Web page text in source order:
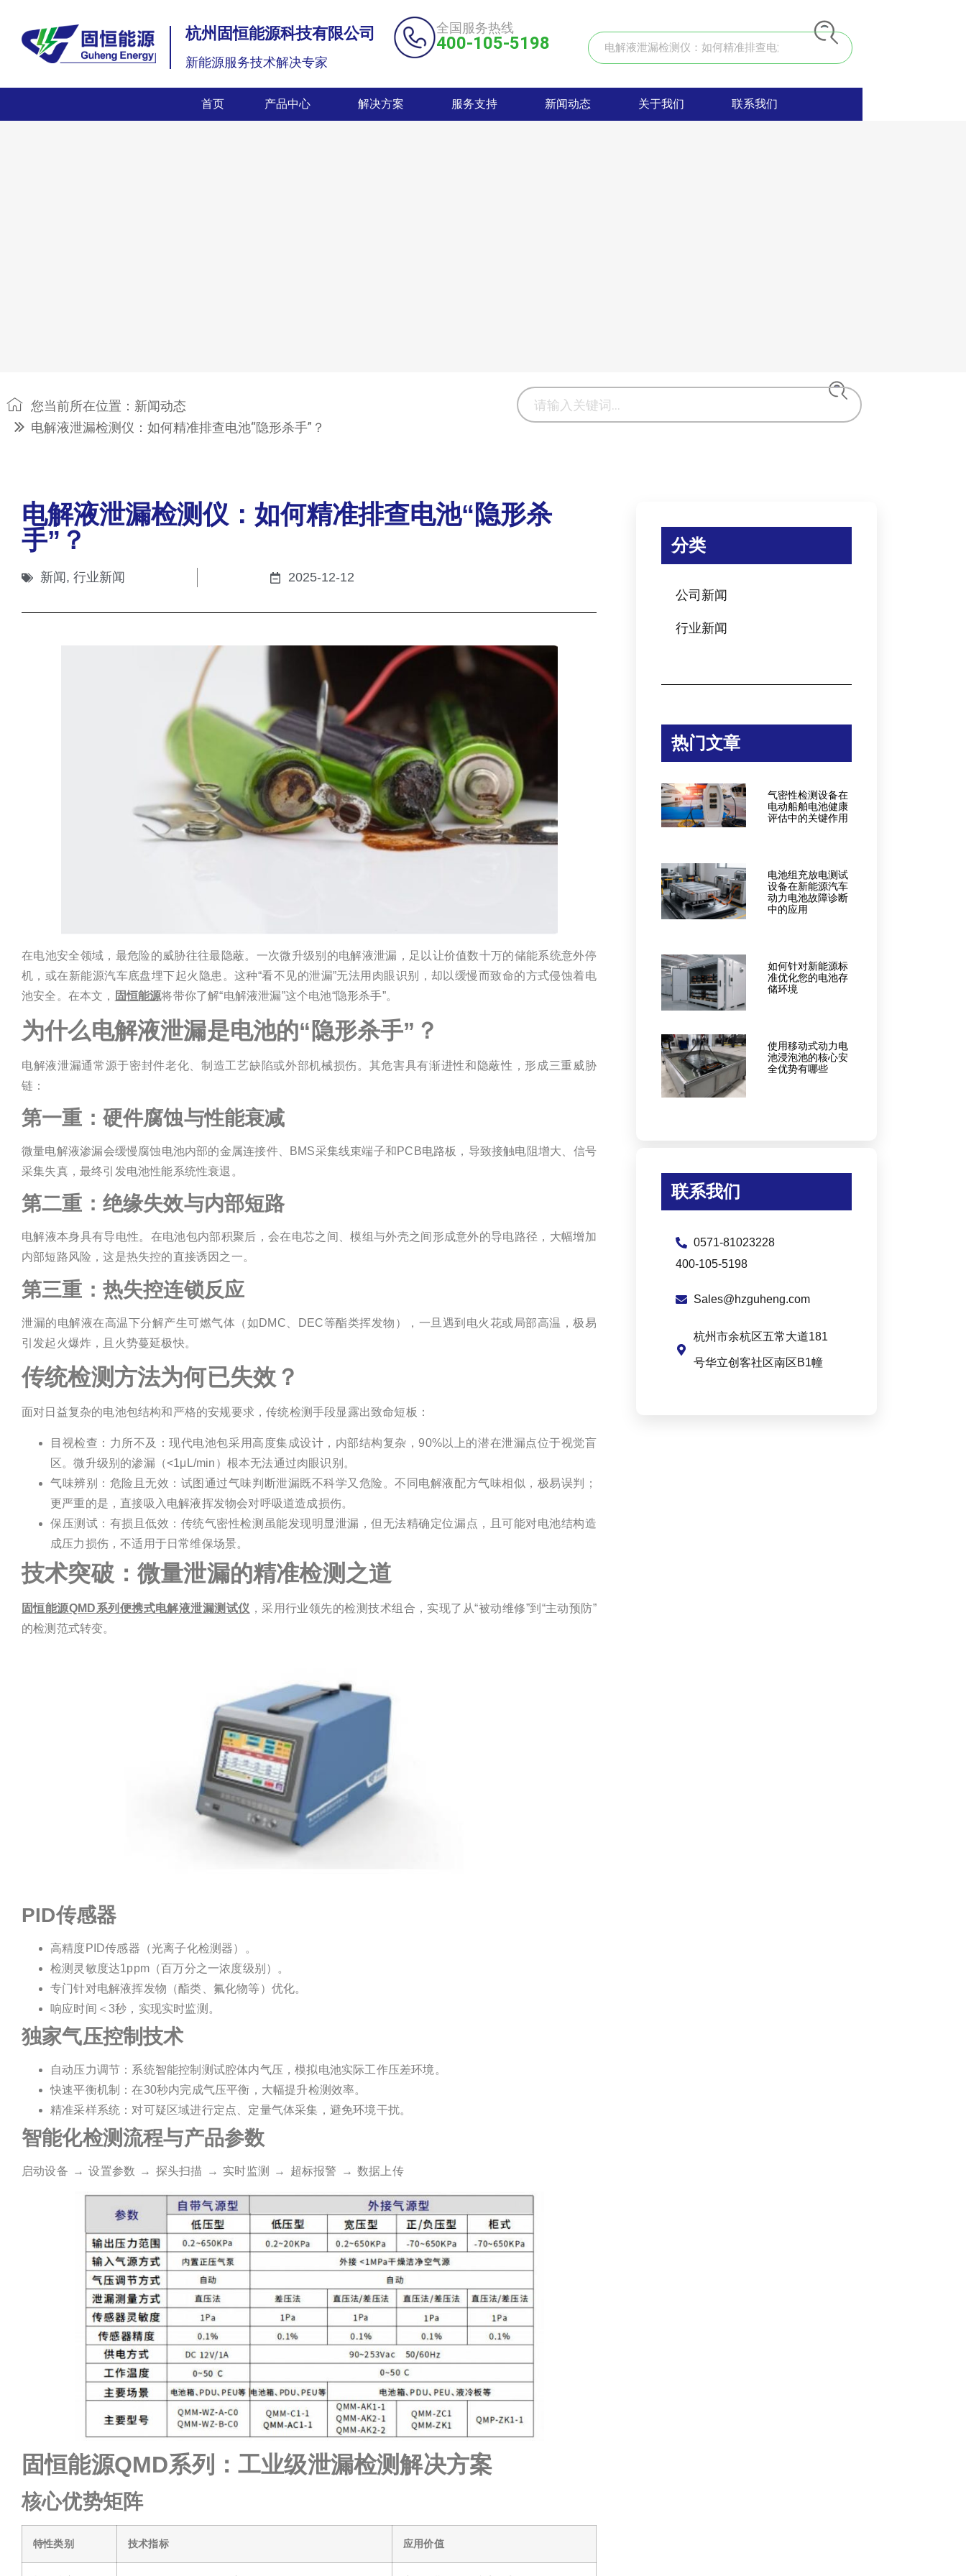
杭州固恒能源科技有限公司
新能源服务技术解决专家
全国服务热线
400-105-5198
首页 产品中心 解决方案 服务支持 新闻动态 关于我们 联系我们
您当前所在位置： 新闻动态
电解液泄漏检测仪：如何精准排查电池“隐形杀手”？
电解液泄漏检测仪：如何精准排查电池“隐形杀
手”？
新闻 , 行业新闻 2025-12-12
在电池安全领域，最危险的威胁往往最隐蔽。一次微升级别的电解液泄漏，足以让价值数十万的储能系统意外停
机，或在新能源汽车底盘埋下起火隐患。这种“看不见的泄漏”无法用肉眼识别，却以缓慢而致命的方式侵蚀着电
池安全。在本文，
固恒能源将带你了解“电解液泄漏”这个电池“隐形杀手”。
为什么电解液泄漏是电池的“隐形杀手”？
电解液泄漏通常源于密封件老化、制造工艺缺陷或外部机械损伤。其危害具有渐进性和隐蔽性，形成三重威胁
链：
第一重：硬件腐蚀与性能衰减
微量电解液渗漏会缓慢腐蚀电池内部的金属连接件、BMS采集线束端子和PCB电路板，导致接触电阻增大、信号
采集失真，最终引发电池性能系统性衰退。
第二重：绝缘失效与内部短路
电解液本身具有导电性。在电池包内部积聚后，会在电芯之间、模组与外壳之间形成意外的导电路径，大幅增加
内部短路风险，这是热失控的直接诱因之一。
第三重：热失控连锁反应
泄漏的电解液在高温下分解产生可燃气体（如DMC、DEC等酯类挥发物），一旦遇到电火花或局部高温，极易
引发起火爆炸，且火势蔓延极快。
传统检测方法为何已失效？
面对日益复杂的电池包结构和严格的安规要求，传统检测手段显露出致命短板：
目视检查：力所不及：现代电池包采用高度集成设计，内部结构复杂，90%以上的潜在泄漏点位于视觉盲
区。微升级别的渗漏（<1μL/min）根本无法通过肉眼识别。
气味辨别：危险且无效：试图通过气味判断泄漏既不科学又危险。不同电解液配方气味相似，极易误判；
更严重的是，直接吸入电解液挥发物会对呼吸道造成损伤。
保压测试：有损且低效：传统气密性检测虽能发现明显泄漏，但无法精确定位漏点，且可能对电池结构造
成压力损伤，不适用于日常维保场景。
技术突破：微量泄漏的精准检测之道
固恒能源QMD系列便携式电解液泄漏测试仪 ，采用行业领先的检测技术组合，实现了从“被动维修”到“主动预防”
的检测范式转变。
PID传感器
高精度PID传感器（光离子化检测器）。
检测灵敏度达1ppm（百万分之一浓度级别）。
专门针对电解液挥发物（酯类、氟化物等）优化。
响应时间＜3秒，实现实时监测。
独家气压控制技术
自动压力调节：系统智能控制测试腔体内气压，模拟电池实际工作压差环境。
快速平衡机制：在30秒内完成气压平衡，大幅提升检测效率。
精准采样系统：对可疑区域进行定点、定量气体采集，避免环境干扰。
智能化检测流程与产品参数
启动设备 → 设置参数 → 探头扫描 → 实时监测 → 超标报警 → 数据上传
固恒能源QMD系列：工业级泄漏检测解决方案
核心优势矩阵
特性类别 技术指标 应用价值
分类
公司新闻
行业新闻
热门文章
气密性检测设备在
电动船舶电池健康
评估中的关键作用
电池组充放电测试
设备在新能源汽车
动力电池故障诊断
中的应用
如何针对新能源标
准优化您的电池存
储环境
使用移动式动力电
池浸泡池的核心安
全优势有哪些
联系我们
0571-81023228
400-105-5198
Sales@hzguheng.com
杭州市余杭区五常大道181
号华立创客社区南区B1幢